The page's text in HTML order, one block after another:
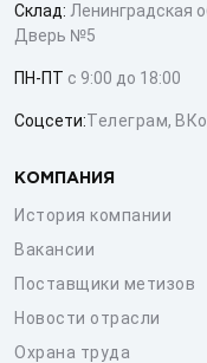
Склад: Ленинградская
Дверь №5
ПН-ПТ с 9:00 до 18:00
Соцсети:Телеграм,
КОМПАНИЯ
История компании
Вакансии
Поставщики метизов
Новости отрасли
Охрана труда